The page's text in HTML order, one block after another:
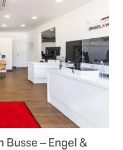
Busse – Engel &